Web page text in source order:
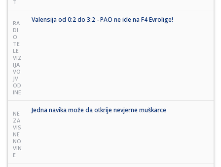
T
RA
DI
O
TE
LE
VIZ
IJA
VO
JV
OD
INE
Valensija od 0:2 do 3:2 - PAO ne ide na F4 Evrolige!
NE
ZA
VIS
NE
NO
VIN
E
Jedna navika može da otkrije nevjerne muškarce